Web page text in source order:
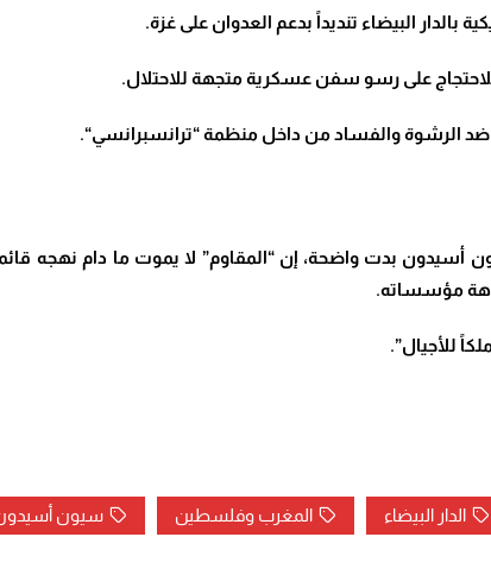
بالدار البيضاء تنديداً بدعم العدوان على غزة.
على رسو سفن عسكرية متجهة للاحتلال.
الرشوة والفساد من داخل منظمة “ترانسبرانسي“.
أسيدون بدت واضحة، إن “المقاوم” لا يموت ما دام نهجه
مؤسساته.
للأجيال”.
الدار البيضاء المغرب وفلسطين سيون